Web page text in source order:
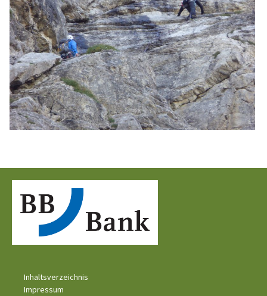
Inhaltsverzeichnis
Impressum